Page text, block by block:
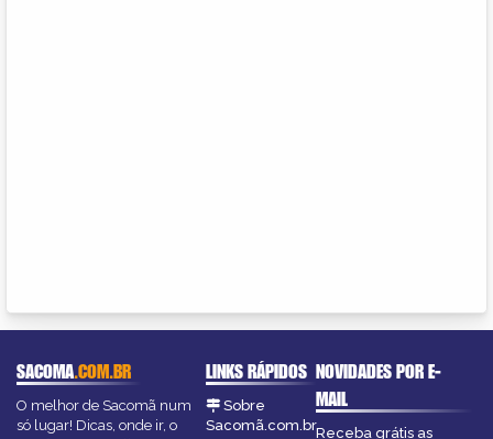
SACOMA.COM.BR
O melhor de Sacomã num
só lugar! Dicas, onde ir, o
LINKS RÁPIDOS
Sobre
Sacomã.com.br
NOVIDADES POR E-
MAIL
Receba grátis as